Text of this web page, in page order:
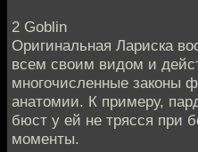
2 Goblin
Оригинальная Лариска
всем своим видом и
многочисленные законы
анатомии. К примеру,
бюст у ей не трясся при
моменты.